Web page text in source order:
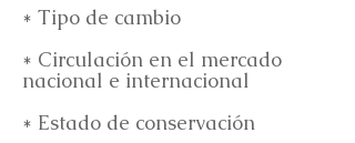
* Tipo de cambio
* Circulación en el mercado
nacional e internacional
* Estado de conservación